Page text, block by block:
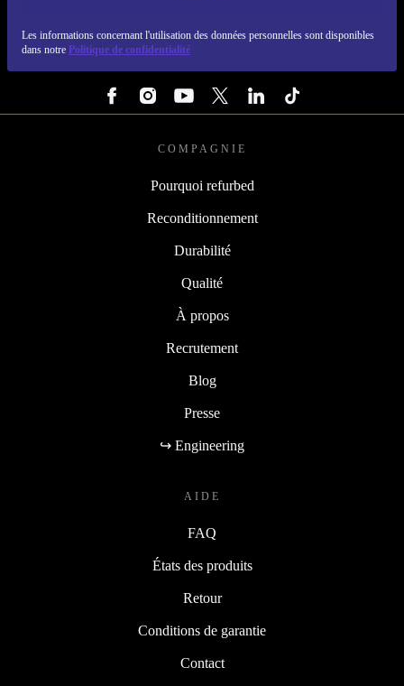
Les informations concernant l'utilisation des données personnelles sont disponibles
dans notre Politique de confidentialité
COMPAGNIE
Pourquoi refurbed
Reconditionnement
Durabilité
Qualité
À propos
Recrutement
Blog
Presse
↪ Engineering
AIDE
FAQ
États des produits
Retour
Conditions de garantie
Contact